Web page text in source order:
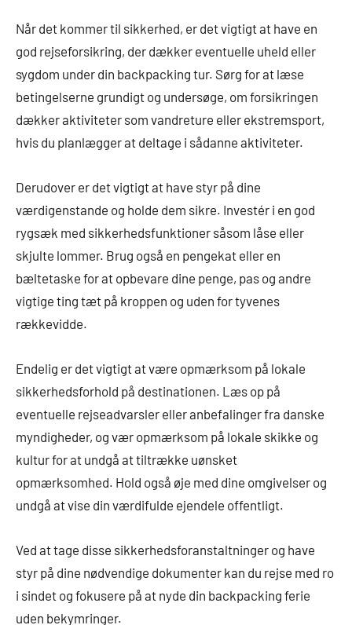
Når det kommer til sikkerhed, er det vigtigt at have en
god rejseforsikring, der dækker eventuelle uheld eller
sygdom under din backpacking tur. Sørg for at læse
betingelserne grundigt og undersøge, om forsikringen
dækker aktiviteter som vandreture eller ekstremsport,
hvis du planlægger at deltage i sådanne aktiviteter.
Derudover er det vigtigt at have styr på dine
værdigenstande og holde dem sikre. Investér i en god
rygsæk med sikkerhedsfunktioner såsom låse eller
skjulte lommer. Brug også en pengekat eller en
bæltetaske for at opbevare dine penge, pas og andre
vigtige ting tæt på kroppen og uden for tyvenes
rækkevidde.
Endelig er det vigtigt at være opmærksom på lokale
sikkerhedsforhold på destinationen. Læs op på
eventuelle rejseadvarsler eller anbefalinger fra danske
myndigheder, og vær opmærksom på lokale skikke og
kultur for at undgå at tiltrække uønsket
opmærksomhed. Hold også øje med dine omgivelser og
undgå at vise din værdifulde ejendele offentligt.
Ved at tage disse sikkerhedsforanstaltninger og have
styr på dine nødvendige dokumenter kan du rejse med ro
i sindet og fokusere på at nyde din backpacking ferie
uden bekymringer.